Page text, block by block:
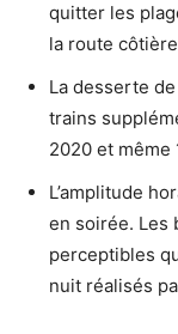
quitter les
la route côtière
La desserte
trains
2020 et
L’amplitude
en soirée. Les
perceptibles
nuit réalisés